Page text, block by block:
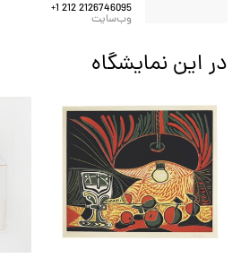
+1 212 2126746095
وب‌سایت
در این نمایشگاه